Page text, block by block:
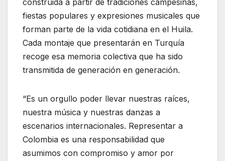
fiestas populares y expresiones musicales que
forman parte de la vida cotidiana en el Huila.
Cada montaje que presentarán en Turquía
recoge esa memoria colectiva que ha sido
transmitida de generación en generación.
“Es un orgullo poder llevar nuestras raíces,
nuestra música y nuestras danzas a
escenarios internacionales. Representar a
Colombia es una responsabilidad que
asumimos con compromiso y amor por